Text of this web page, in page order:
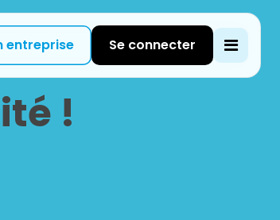
entreprise Se connecter
!